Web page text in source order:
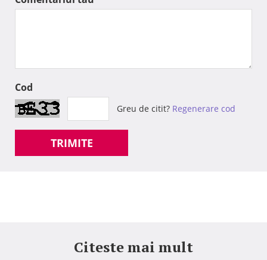
Cod
Greu de citit? Regenerare cod
TRIMITE
Citeste mai mult